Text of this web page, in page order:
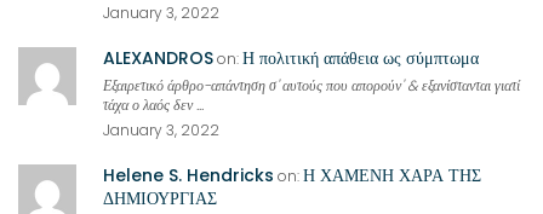
January 3, 2022
ALEXANDROSon:Η πολιτική απάθεια ως σύμπτωμα
Εξαιρετικό άρθρο-απάντηση σ' αυτούς που απορούν' & εξανίστανται γιατί
τάχα ο λαός δεν ...
January 3, 2022
Helene S. Hendricks on:Η ΧΑΜΕΝΗ ΧΑΡΑ ΤΗΣ
ΔΗΜΙΟΥΡΓΙΑΣ